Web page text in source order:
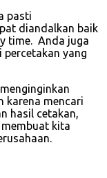
pasti
diandalkan baik
time. Anda juga
yang
karena mencari
hasil cetakan,
kita